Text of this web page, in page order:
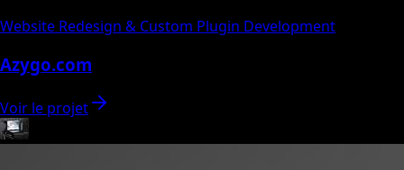
Website Redesign & Custom Plugin Development
Azygo.com
Voir le projet